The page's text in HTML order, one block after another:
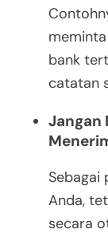
bank
catatan
Jangan
Sebagai
Anda,
secara